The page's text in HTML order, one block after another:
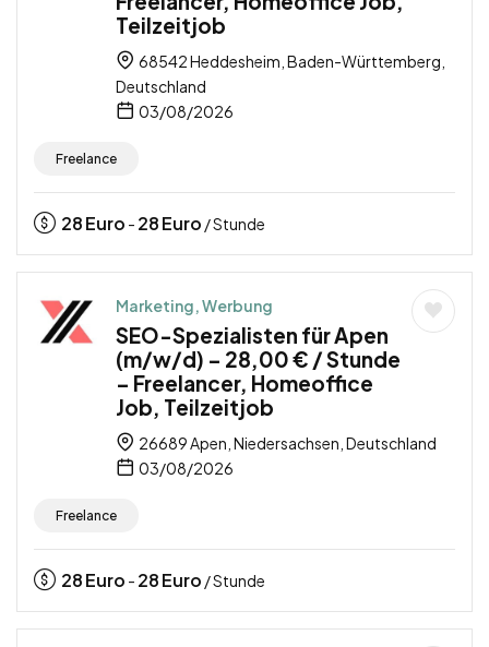
Teilzeitjob
68542 Heddesheim, Baden-Württemberg,
Deutschland
03/08/2026
Freelance
28Euro - 28Euro / Stunde
Marketing, Werbung
SEO-Spezialisten für Apen
(m/w/d) – 28,00 € / Stunde
– Freelancer, Homeoffice
Job, Teilzeitjob
26689 Apen, Niedersachsen, Deutschland
03/08/2026
Freelance
28Euro - 28Euro / Stunde